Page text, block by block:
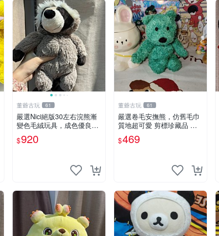
董爺古玩 61
嚴選Nici絕版30左右浣熊漸
變色毛絨玩具，成色優良伴
隨原廠牌標 浣熊 玩具 毛絨
$920
董爺古玩 61
嚴選卷毛安撫熊，仿舊毛巾
質地超可愛 剪標珍藏品 老
式毛巾質地 安撫熊 款式
$469